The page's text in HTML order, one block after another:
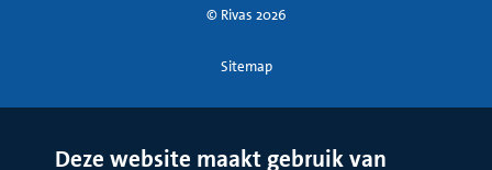
© Rivas 2026
Sitemap
Deze website maakt gebruik van